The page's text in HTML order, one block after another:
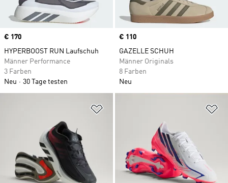
Price
€ 170
HYPERBOOST RUN Laufschuh
Männer Performance
3 Farben
Neu
30 Tage testen
Price
€ 110
GAZELLE SCHUH
Männer Originals
8 Farben
Neu
Zur Wunschliste hinzufügen